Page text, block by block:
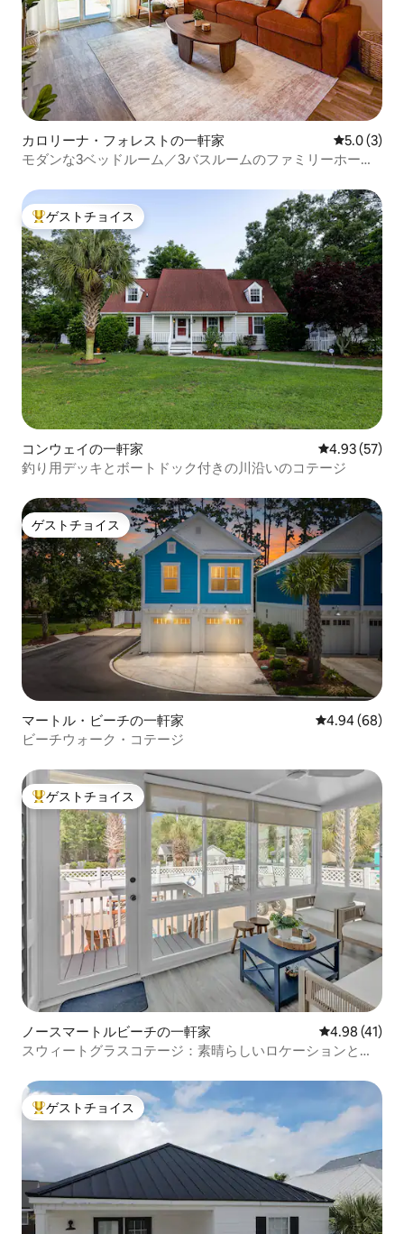
カロリーナ・フォレストの一軒家 レビュー3
5.0 (3)
モダンな3ベッドルーム／3バスルームのファミリーホーム |
大好評のゲストチョイスです。
ゲストチョイス
コンウェイの一軒家 レビュー57
4.93 (57)
釣り用デッキとボートドック付きの川沿いのコテージ
ゲストチョイス
ゲストチョイス
マートル・ビーチの一軒家 レビュー68件
4.94 (68)
ビーチウォーク・コテージ
大好評のゲストチョイスです。
ゲストチョイス
ノースマートルビーチの一軒家 レビュー41
4.98 (41)
スウィートグラスコテージ：素晴らしいロケーションとゴ
大好評のゲストチョイスです。
ゲストチョイス